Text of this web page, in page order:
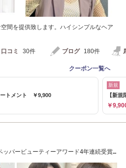
間を提供致します。ハイシンプルなヘア
口コミ 30件 ブログ 180件
クーポン一覧へ
ートメント ￥9,900
新規
【新
￥
パービューティーアワード4年連続受賞